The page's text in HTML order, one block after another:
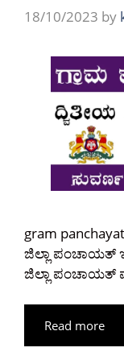
18/10/2023 by
gram
ಜಿಲ್ಲಾ ಪಂಚಾಯತ್
ಜಿಲ್ಲಾ ಪಂಚಾಯತ್
Read more